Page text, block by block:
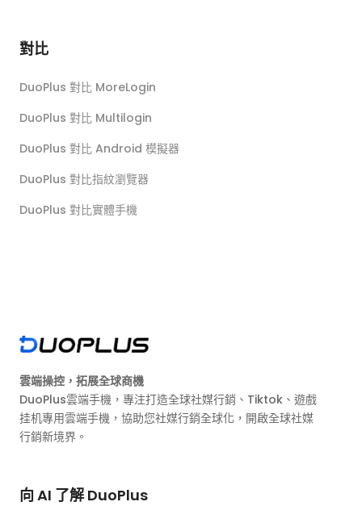
對比
DuoPlus 對比 MoreLogin
DuoPlus 對比 Multilogin
DuoPlus 對比 Android 模擬器
DuoPlus 對比指紋瀏覽器
DuoPlus 對比實體手機
雲端操控，拓展全球商機
DuoPlus雲端手機，專注打造全球社媒行銷、Tiktok、遊戲
挂机專用雲端手機，協助您社媒行銷全球化，開啟全球社媒
行銷新境界。
向 AI 了解 DuoPlus